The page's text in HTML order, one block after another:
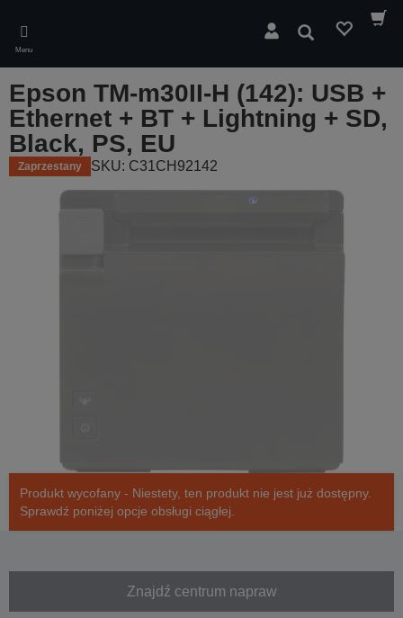
main
content
Menu
Wyszukaj
Epson TM-m30II-H (142): USB +
Ethernet + BT + Lightning + SD,
Black, PS, EU
Zaprzestany SKU: C31CH92142
Produkt wycofany - Niestety, ten produkt nie jest już dostępny.
Sprawdź poniżej opcje obsługi ciągłej.
Znajdź centrum napraw